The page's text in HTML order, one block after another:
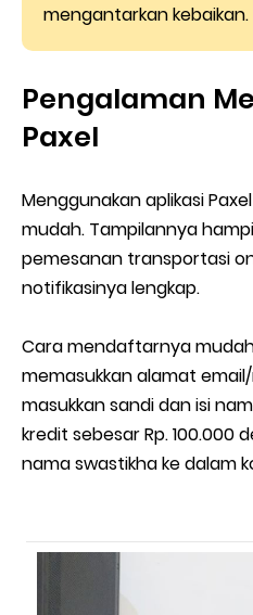
mengantarkan kebaikan.
Pengalaman
Paxel
Menggunakan aplikasi
mudah. Tampilannya
pemesanan transportasi
notifikasinya lengkap.
Cara mendaftarnya
memasukkan alamat
masukkan sandi dan isi
kredit sebesar Rp. 100.000
nama swastikha ke dalam